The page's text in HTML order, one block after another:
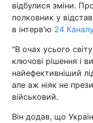
відбулися зміни.
полковник у
в інтерв'ю 24 Каналу
"В очах усього
ключові рішення і
найефективніший
але аж ніяк не
військовий.
Він додав, що